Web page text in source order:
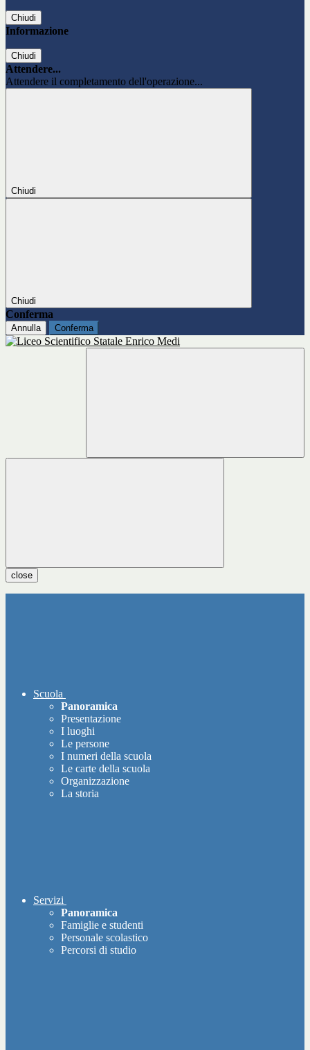
Chiudi
Informazione
Chiudi
Attendere...
Attendere il completamento dell'operazione...
Chiudi
Chiudi
Conferma
Annulla Conferma
close
Scuola
Panoramica
Presentazione
I luoghi
Le persone
I numeri della scuola
Le carte della scuola
Organizzazione
La storia
Servizi
Panoramica
Famiglie e studenti
Personale scolastico
Percorsi di studio